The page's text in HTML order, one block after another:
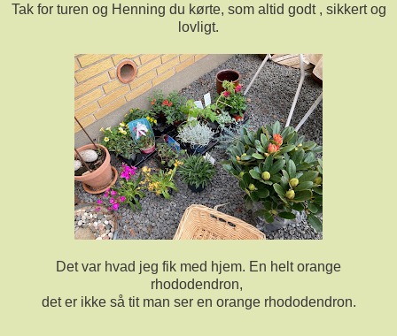
Tak for turen og Henning du kørte, som altid godt , sikkert og
lovligt.
Det var hvad jeg fik med hjem. En helt orange
rhododendron,
det er ikke så tit man ser en orange rhododendron.